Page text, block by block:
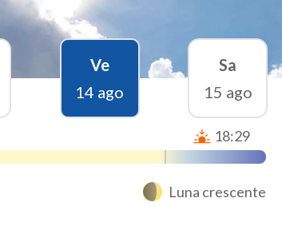
Ve
14 ago
Sa
15 ago
18:29
Luna crescente